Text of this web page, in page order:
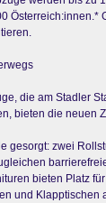
die am Stadler
bieten die neuen
gesorgt: zwei
bieten Platz
und